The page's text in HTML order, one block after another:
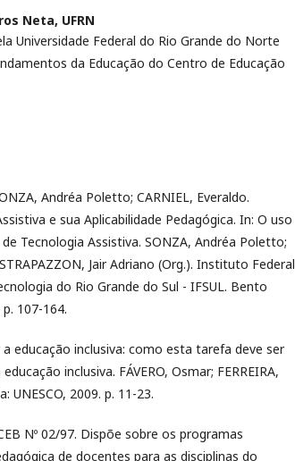
Neta, UFRN
Universidade Federal do Rio Grande do Norte
da Educação do Centro de Educação
Andréa Poletto; CARNIEL, Everaldo.
e sua Aplicabilidade Pedagógica. In: O uso
Tecnologia Assistiva. SONZA, Andréa Poletto;
Jair Adriano (Org.). Instituto Federal
do Rio Grande do Sul - IFSUL. Bento
107-164.
a educação inclusiva: como esta tarefa deve ser
inclusiva. FÁVERO, Osmar; FERREIRA,
UNESCO, 2009. p. 11-23.
Nº 02/97. Dispõe sobre os programas
de docentes para as disciplinas do